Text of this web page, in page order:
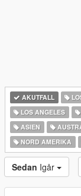
AKUTFALL
LOS ANGELES
ASIEN
NORD AMERIKA
Sedan Igår